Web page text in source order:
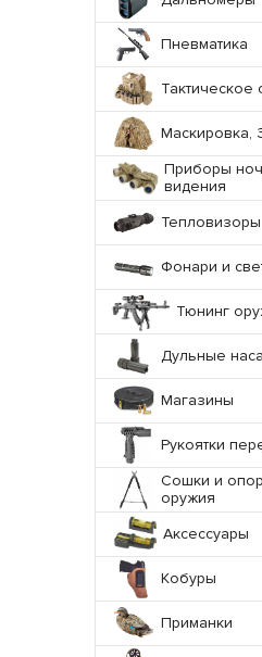
Пневматика
Тактическое
Маскировка,
Приборы
видения
Тепловизоры
Фонари и
Тюнинг
Дульные
Магазины
Рукоятки
Сошки и
оружия
Аксессуары
Кобуры
Приманки